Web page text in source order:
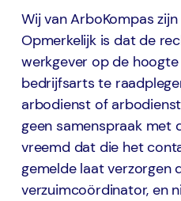
Wij van ArboKompas
Opmerkelijk is dat de
werkgever op de
bedrijfsarts te
arbodienst of
geen samenspraak met
vreemd dat die het
gemelde laat verzorgen
verzuimcoördinator, en